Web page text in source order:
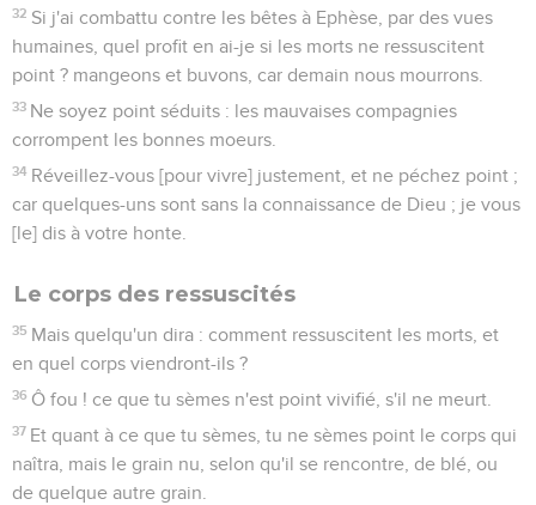
32 Si j'ai combattu contre les bêtes à Ephèse, par des vues
humaines, quel profit en ai-je si les morts ne ressuscitent
point ? mangeons et buvons, car demain nous mourrons.
33 Ne soyez point séduits : les mauvaises compagnies
corrompent les bonnes moeurs.
34 Réveillez-vous [pour vivre] justement, et ne péchez point ;
car quelques-uns sont sans la connaissance de Dieu ; je vous
[le] dis à votre honte.
Le corps des ressuscités
35 Mais quelqu'un dira : comment ressuscitent les morts, et
en quel corps viendront-ils ?
36 Ô fou ! ce que tu sèmes n'est point vivifié, s'il ne meurt.
37 Et quant à ce que tu sèmes, tu ne sèmes point le corps qui
naîtra, mais le grain nu, selon qu'il se rencontre, de blé, ou
de quelque autre grain.